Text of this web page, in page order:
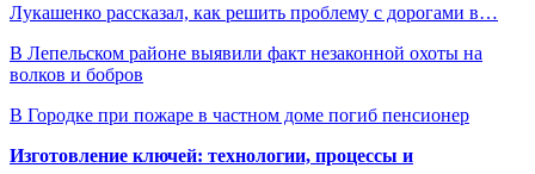
Лукашенко рассказал, как решить проблему с дорогами в…
В Лепельском районе выявили факт незаконной охоты на
волков и бобров
В Городке при пожаре в частном доме погиб пенсионер
Изготовление ключей: технологии, процессы и